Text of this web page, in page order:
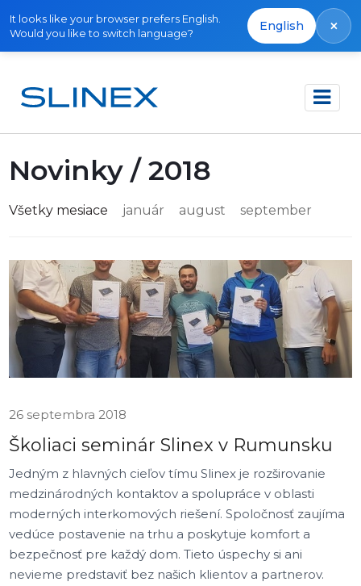
It looks like your browser prefers English.
Would you like to switch language?
English ×
Domov Novinky
Novinky / 2018
Všetky mesiace január august september
26 septembra 2018
Školiaci seminár Slinex v Rumunsku
Jedným z hlavných cieľov tímu Slinex je rozširovanie
medzinárodných kontaktov a spolupráce v oblasti
moderných interkomových riešení. Spoločnosť zaujíma
vedúce postavenie na trhu a poskytuje komfort a
bezpečnosť pre každý dom. Tieto úspechy si ani
nevieme predstaviť bez našich klientov a partnerov.